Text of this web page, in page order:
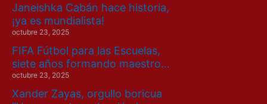
Janeishka Cabán hace historia,
¡ya es mundialista!
octubre 23, 2025
FIFA Fútbol para las Escuelas,
siete años formando maestro…
octubre 23, 2025
Xander Zayas, orgullo boricua